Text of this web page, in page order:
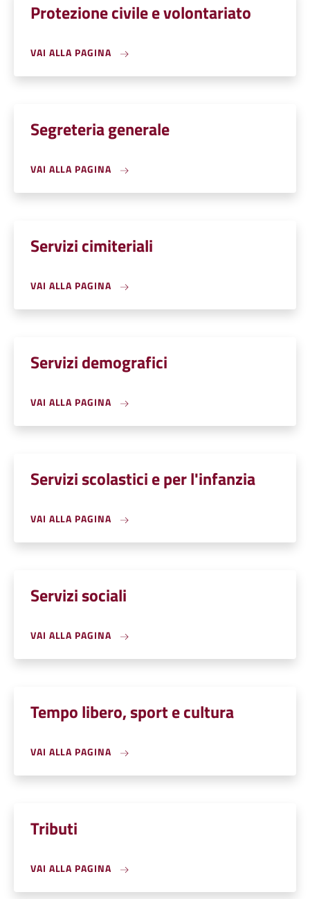
Protezione civile e volontariato
VAI ALLA PAGINA
Segreteria generale
VAI ALLA PAGINA
Servizi cimiteriali
VAI ALLA PAGINA
Servizi demografici
VAI ALLA PAGINA
Servizi scolastici e per l'infanzia
VAI ALLA PAGINA
Servizi sociali
VAI ALLA PAGINA
Tempo libero, sport e cultura
VAI ALLA PAGINA
Tributi
VAI ALLA PAGINA